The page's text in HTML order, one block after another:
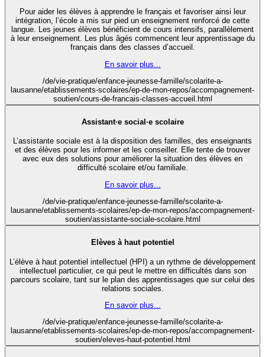
Pour aider les élèves à apprendre le français et favoriser ainsi leur
intégration, l’école a mis sur pied un enseignement renforcé de cette
langue. Les jeunes élèves bénéficient de cours intensifs, parallèlement
à leur enseignement. Les plus âgés commencent leur apprentissage du
français dans des classes d’accueil.
En savoir plus...
/de/vie-pratique/enfance-jeunesse-famille/scolarite-a-
lausanne/etablissements-scolaires/ep-de-mon-repos/accompagnement-
soutien/cours-de-francais-classes-accueil.html
Assistant·e social·e scolaire
L’assistante sociale est à la disposition des familles, des enseignants
et des élèves pour les informer et les conseiller. Elle tente de trouver
avec eux des solutions pour améliorer la situation des élèves en
difficulté scolaire et/ou familiale.
En savoir plus...
/de/vie-pratique/enfance-jeunesse-famille/scolarite-a-
lausanne/etablissements-scolaires/ep-de-mon-repos/accompagnement-
soutien/assistante-sociale-scolaire.html
Elèves à haut potentiel
L’élève à haut potentiel intellectuel (HPI) a un rythme de développement
intellectuel particulier, ce qui peut le mettre en difficultés dans son
parcours scolaire, tant sur le plan des apprentissages que sur celui des
relations sociales.
En savoir plus...
/de/vie-pratique/enfance-jeunesse-famille/scolarite-a-
lausanne/etablissements-scolaires/ep-de-mon-repos/accompagnement-
soutien/eleves-haut-potentiel.html